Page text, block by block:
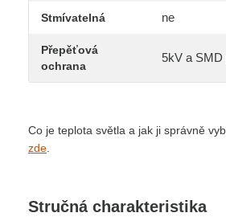
Stmívatelná ne
Přepěťová
ochrana
5kV a SMD
Co je teplota světla a jak ji správně
zde
Stručná charakteristika